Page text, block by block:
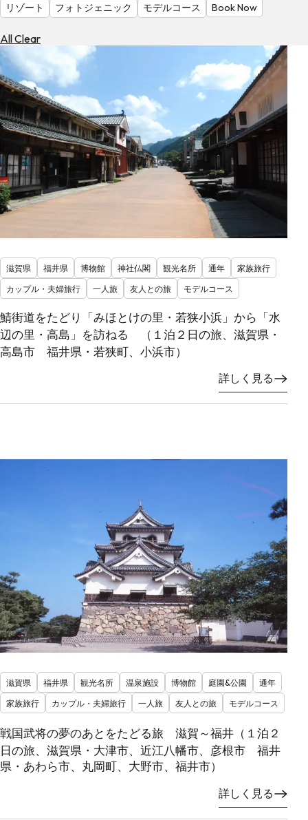
リゾート
フォトジェニック モデルコース Book Now
All Clear
滋賀県 福井県 博物館 神社仏閣 観光名所 通年
家族旅行
カップル・夫婦旅行
一人旅 友人との旅 モデルコース
鯖街道をたどり「みほとけの里・若狭小浜」から「水
辺の里・高島」を訪ねる （１泊２日の旅、滋賀県・
高島市 福井県・若狭町、小浜市）
詳しく見る
滋賀県 福井県 観光名所 温泉施設 博物館 庭園&公園
通年
家族旅行
カップル・夫婦旅行 一人旅 友人との旅 モデルコース
戦国武将の夢のあとをたどる旅 滋賀～福井（１泊２
日の旅、滋賀県・大津市、近江八幡市、彦根市 福井
県・あわら市、丸岡町、大野市、福井市）
詳しく見る